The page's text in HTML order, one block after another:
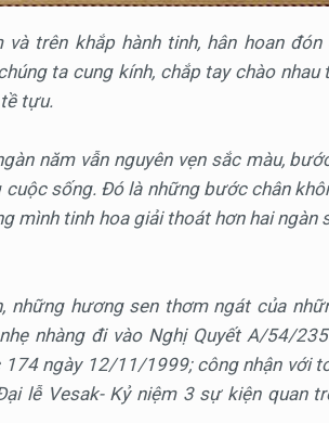
trên khắp hành tinh, hân hoan
ta cung kính, chắp tay chào
tựu.
năm vẫn nguyên vẹn sắc màu,
sống. Đó là những bước chân
mình tinh hoa giải thoát hơn hai
những hương sen thơm ngát của
nhàng đi vào Nghị Quyết A/54/
ngày 12/11/1999; công nhận với
lễ Vesak- Kỷ niệm 3 sự kiện quan